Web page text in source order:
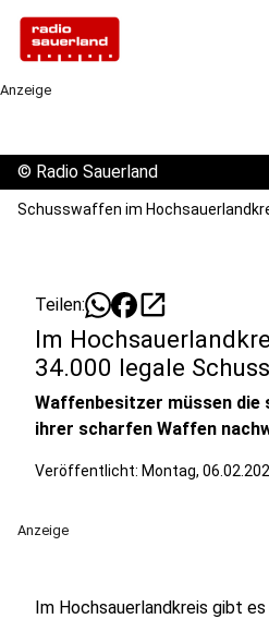
Anzeige
© Radio Sauerland
Schusswaffen im
Teilen: open_in_new
Im
34.000 legale
Waffenbesitzer müssen die
ihrer scharfen Waffen
Veröffentlicht: Montag,
Anzeige
Im Hochsauerlandkreis gibt